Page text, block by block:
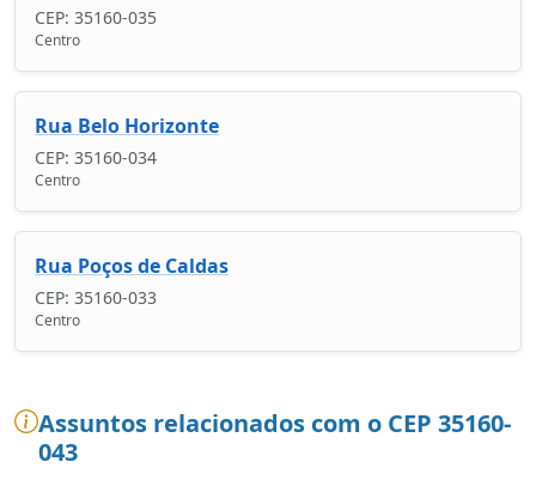
CEP: 35160-035
Centro
Rua Belo Horizonte
CEP: 35160-034
Centro
Rua Poços de Caldas
CEP: 35160-033
Centro
Assuntos relacionados com o CEP 35160-
043